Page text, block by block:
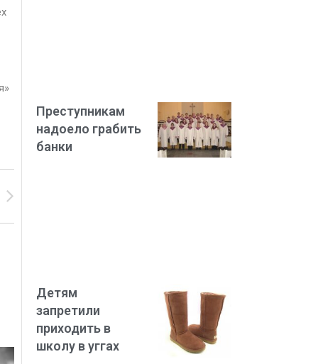
Преступникам
надоело грабить
банки
Детям
запретили
приходить в
школу в уггах